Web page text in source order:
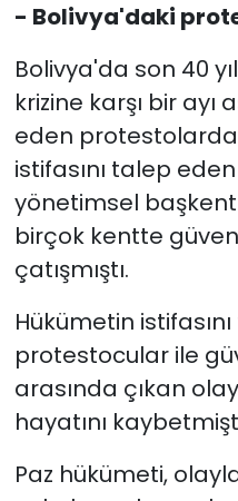
- Bolivya'daki
Bolivya'da son 40
krizine karşı bir ayı
eden protestolarda
istifasını talep
yönetimsel
birçok kentte
çatışmıştı.
Hükümetin
protestocular ile
arasında çıkan
hayatını
Paz hükümeti,